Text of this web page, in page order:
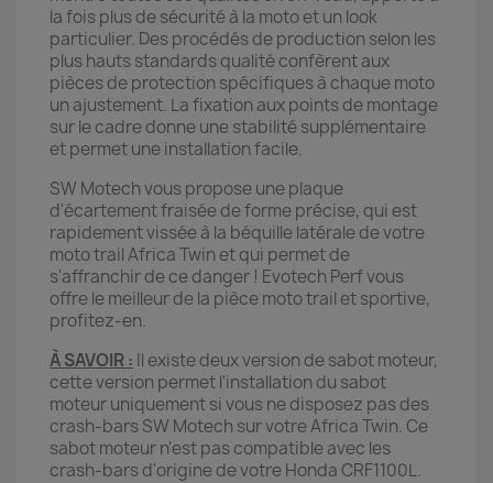
la fois plus de sécurité à la moto et un look
particulier. Des procédés de production selon les
plus hauts standards qualité confèrent aux
pièces de protection spécifiques à chaque moto
un ajustement. La fixation aux points de montage
sur le cadre donne une stabilité supplémentaire
et permet une installation facile.
SW Motech vous propose une plaque
d'écartement fraisée de forme précise, qui est
rapidement vissée à la béquille latérale de votre
moto trail Africa Twin et qui permet de
s'affranchir de ce danger ! Evotech Perf vous
offre le meilleur de la pièce moto trail et sportive,
profitez-en.
À SAVOIR : Il existe deux version de sabot moteur,
cette version permet l'installation du sabot
moteur uniquement si vous ne disposez pas des
crash-bars SW Motech sur votre Africa Twin. Ce
sabot moteur n'est pas compatible avec les
crash-bars d'origine de votre Honda CRF1100L.